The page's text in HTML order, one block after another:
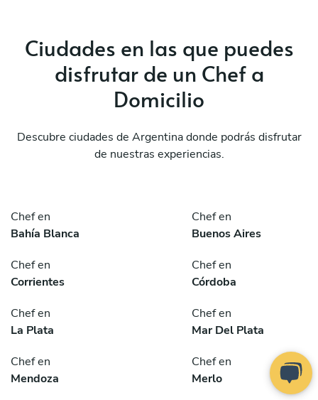
Ciudades en las que puedes
disfrutar de un Chef a
Domicilio
Descubre ciudades de Argentina donde podrás disfrutar
de nuestras experiencias.
Chef en
Bahía Blanca
Chef en
Buenos Aires
Chef en
Corrientes
Chef en
Córdoba
Chef en
La Plata
Chef en
Mar Del Plata
Chef en
Mendoza
Chef en
Merlo